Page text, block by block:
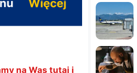
na Was tutaj i